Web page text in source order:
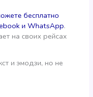
бесплатно
и WhatsApp.
на своих рейсах
и эмодзи, но не